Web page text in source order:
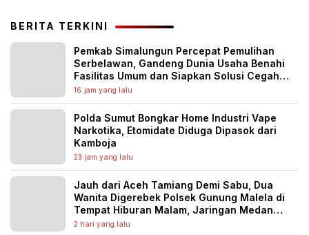
BERITA TERKINI
Pemkab Simalungun Percepat Pemulihan
Serbelawan, Gandeng Dunia Usaha Benahi
Fasilitas Umum dan Siapkan Solusi Cegah
Banjir Berulang
16 jam yang lalu
Polda Sumut Bongkar Home Industri Vape
Narkotika, Etomidate Diduga Dipasok dari
Kamboja
23 jam yang lalu
Jauh dari Aceh Tamiang Demi Sabu, Dua
Wanita Digerebek Polsek Gunung Malela di
Tempat Hiburan Malam, Jaringan Medan
Diburu
2 hari yang lalu